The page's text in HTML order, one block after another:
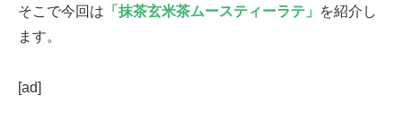
そこで今回は 「抹茶玄米茶ムースティーラテ」
を紹介し
ます。
[ad]